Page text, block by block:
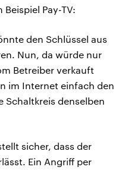
Pay-TV:
den Schlüssel aus
Nun, da würde nur
Betreiber verkauft
im Internet einfach den
Schaltkreis denselben
sicher, dass der
Ein Angriff per